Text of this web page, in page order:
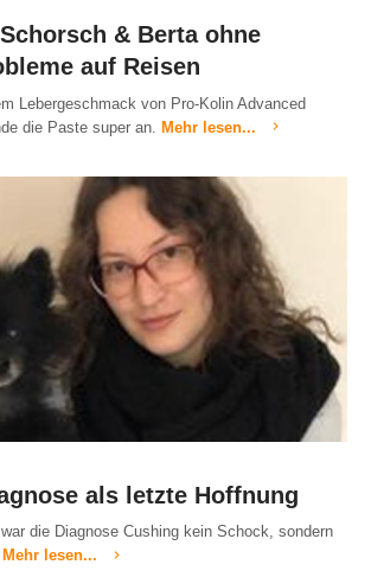
& Berta ohne
auf Reisen
Lebergeschmack von Pro-Kolin Advanced
die Paste super an. Mehr lesen...
als letzte Hoffnung
die Diagnose Cushing kein Schock, sondern
Mehr lesen...